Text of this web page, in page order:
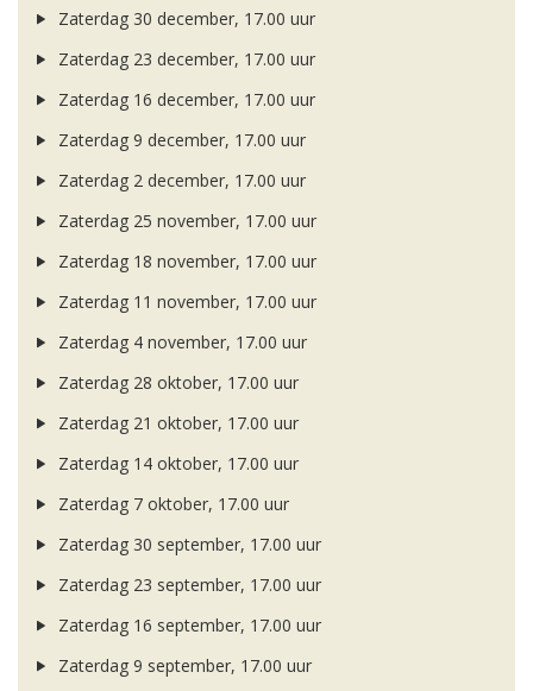
Zaterdag 30 december, 17.00 uur
Zaterdag 23 december, 17.00 uur
Zaterdag 16 december, 17.00 uur
Zaterdag 9 december, 17.00 uur
Zaterdag 2 december, 17.00 uur
Zaterdag 25 november, 17.00 uur
Zaterdag 18 november, 17.00 uur
Zaterdag 11 november, 17.00 uur
Zaterdag 4 november, 17.00 uur
Zaterdag 28 oktober, 17.00 uur
Zaterdag 21 oktober, 17.00 uur
Zaterdag 14 oktober, 17.00 uur
Zaterdag 7 oktober, 17.00 uur
Zaterdag 30 september, 17.00 uur
Zaterdag 23 september, 17.00 uur
Zaterdag 16 september, 17.00 uur
Zaterdag 9 september, 17.00 uur